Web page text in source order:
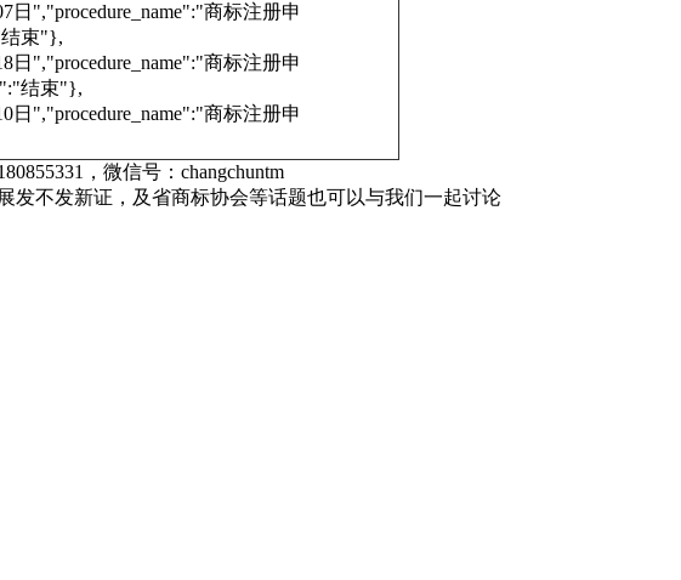
日","procedure_name":"商标注册申
结束"},
日","procedure_name":"商标注册申
结束"},
日","procedure_name":"商标注册申
，微信号：changchuntm
发不发新证，及省商标协会等话题也可以与我们一起讨论